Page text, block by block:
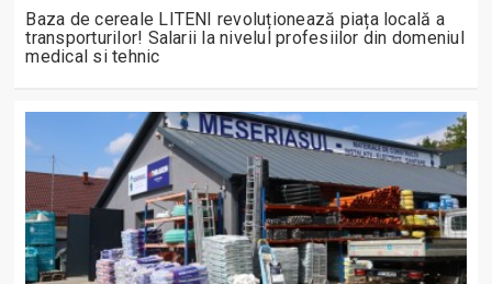
Baza de cereale LITENI revoluționează piața locală a
transporturilor! Salarii la nivelul profesiilor din domeniul
medical si tehnic